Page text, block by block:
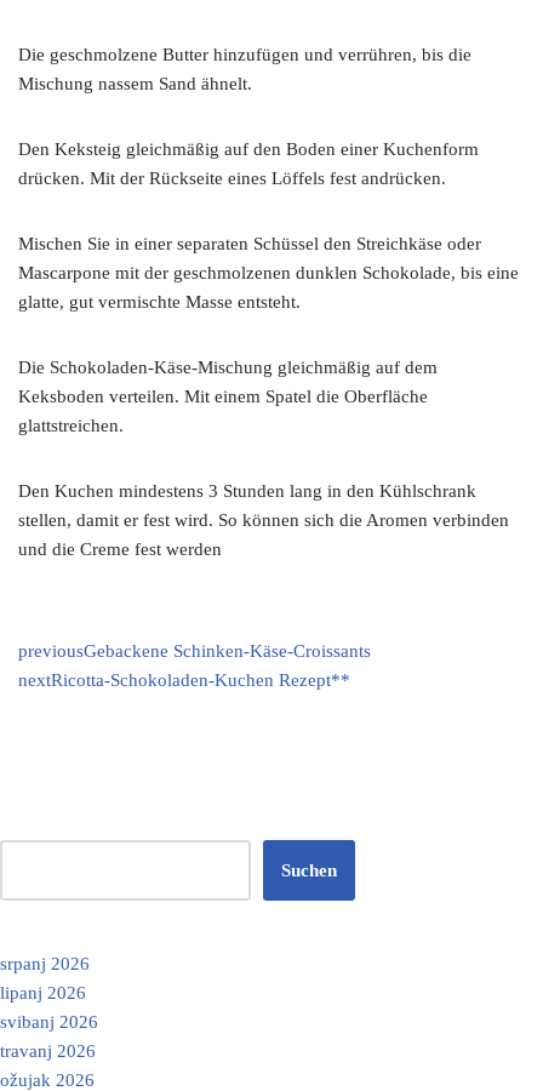
Die geschmolzene Butter hinzufügen und verrühren, bis die
Mischung nassem Sand ähnelt.
Den Keksteig gleichmäßig auf den Boden einer Kuchenform
drücken. Mit der Rückseite eines Löffels fest andrücken.
Mischen Sie in einer separaten Schüssel den Streichkäse oder
Mascarpone mit der geschmolzenen dunklen Schokolade, bis eine
glatte, gut vermischte Masse entsteht.
Die Schokoladen-Käse-Mischung gleichmäßig auf dem
Keksboden verteilen. Mit einem Spatel die Oberfläche
glattstreichen.
Den Kuchen mindestens 3 Stunden lang in den Kühlschrank
stellen, damit er fest wird. So können sich die Aromen verbinden
und die Creme fest werden
previousGebackene Schinken-Käse-Croissants
nextRicotta-Schokoladen-Kuchen Rezept**
Suchen
srpanj 2026
lipanj 2026
svibanj 2026
travanj 2026
ožujak 2026